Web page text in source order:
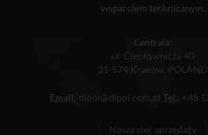
wsparciem technicznym.
Centrala:
ul. Ciepłownicza 40
31-574 Kraków, POLAND
Email: dipol@dipol.com.pl Tel.: +48
Nasza sieć sprzedaży